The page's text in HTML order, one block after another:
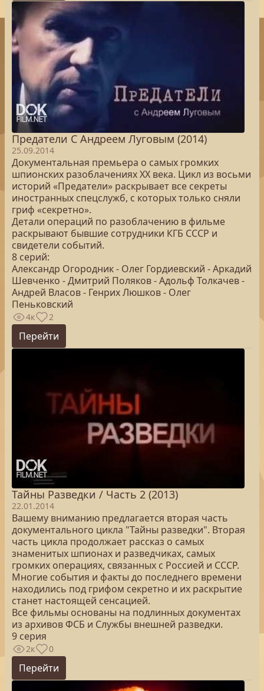
Предатели С Андреем Луговым (2014)
25.09.2014
Документальная премьера о самых громких
шпионских разоблачениях XX века. Цикл из восьми
историй «Предатели» раскрывает все секреты
иностранных спецслужб, с которых только сняли
гриф «секретно».
Детали операций по разоблачению в фильме
раскрывают бывшие сотрудники КГБ СССР и
свидетели событий.
8 серий:
Александр Огородник - Олег Гордиевский - Аркадий
Шевченко - Дмитрий Поляков - Адольф Толкачев -
Андрей Власов - Генрих Люшков - Олег
Пеньковский
4к 2
Перейти
Тайны Разведки / Часть 2 (2013)
22.01.2014
Вашему вниманию предлагается вторая часть
документального цикла "Тайны разведки". Вторая
часть цикла продолжает рассказ о самых
знаменитых шпионах и разведчиках, самых
громких операциях, связанных с Россией и СССР.
Многие события и факты до последнего времени
находились под грифом секретно и их раскрытие
станет настоящей сенсацией.
Все фильмы основаны на подлинных документах
из архивов ФСБ и Службы внешней разведки.
9 серия
2к 0
Перейти